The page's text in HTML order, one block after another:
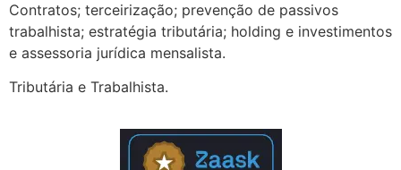
Contratos; terceirização; prevenção de passivos
trabalhista; estratégia tributária; holding e investimentos
e assessoria jurídica mensalista.
Tributária e Trabalhista.